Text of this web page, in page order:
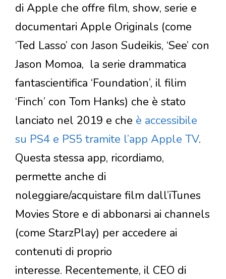
di Apple che offre film, show, serie e
documentari Apple Originals (come
‘Ted Lasso’ con Jason Sudeikis, ‘See’ con
Jason Momoa, la serie drammatica
fantascientifica ‘Foundation’, il filim
‘Finch’ con Tom Hanks) che è stato
lanciato nel 2019 e che è accessibile
su PS4 e PS5 tramite l’app Apple TV.
Questa stessa app, ricordiamo,
permette anche di
noleggiare/acquistare film dall’iTunes
Movies Store e di abbonarsi ai channels
(come StarzPlay) per accedere ai
contenuti di proprio
interesse. Recentemente, il CEO di